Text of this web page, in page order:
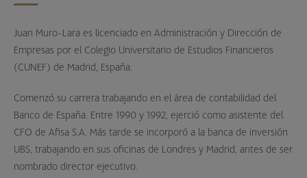
Juan Muro-Lara es licenciado en Administración y Dirección de
Empresas por el Colegio Universitario de Estudios Financieros
(CUNEF) de Madrid, España.
Comenzó su carrera trabajando en el área de contabilidad del
Banco de España. Entre 1990 y 1992, ejerció como asistente del
CFO de Afisa S.A. Más tarde se incorporó a la banca de inversión
UBS, trabajando en sus oficinas de Londres y Madrid, antes de ser
nombrado director ejecutivo.